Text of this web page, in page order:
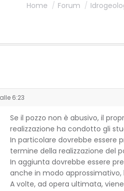
Home Forum
6:23
Se il pozzo non è abusivo, il
realizzazione ha condotto gli
In particolare dovrebbe essere
termine della realizzazione del
In aggiunta dovrebbe essere
anche in modo
A volte, ad opera ultimata,